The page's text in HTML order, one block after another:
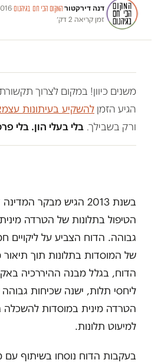
דנה דירקטור·המקום הכי חם בגיהנום·
זמן קריאה 2 דק׳
משנים כיוון! במקום לצרוך
הגיע הזמן להשקיע בעיתונות
ורק בשבילך. בלי בעלי הון. בלי
בשנת 2013 הגיש מבקר
הטיפול בתלונות של הטרדה
גבוהה. הדוח הצביע על ליקויים
של המוסדות בתלונות תוך
הדוח, בגלל מבנה ההיררכיה
ליחסי תלות, ישנה שכיחות
הטרדה מינית במוסדות להשכלה
למיעוט תלונות.
בעקבות הדוח נוסחו בשיתוף